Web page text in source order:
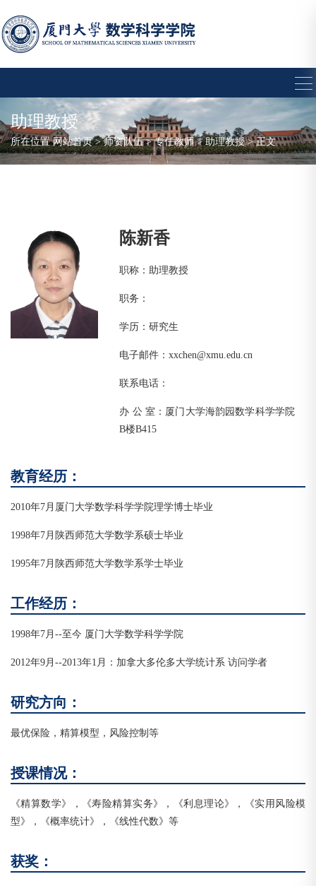
助理教授
所在位置网站首页>师资队伍>专任教师>助理教授> 正文
陈新香
职称：助理教授
职务：
学历：研究生
电子邮件：xxchen@xmu.edu.cn
联系电话：
办 公 室：厦门大学海韵园数学科学学院
B楼B415
教育经历：
2010年7月厦门大学数学科学学院理学博士毕业
1998年7月陕西师范大学数学系硕士毕业
1995年7月陕西师范大学数学系学士毕业
工作经历：
1998年7月--至今 厦门大学数学科学学院
2012年9月--2013年1月：加拿大多伦多大学统计系 访问学者
研究方向：
最优保险，精算模型，风险控制等
授课情况：
《精算数学》，《寿险精算实务》，《利息理论》，《实用风险模
型》，《概率统计》，《线性代数》等
获奖：